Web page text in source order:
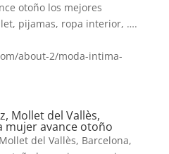
otoño los mejores
pijamas, ropa interior, ….
about-2/moda-intima-
Mollet del Vallès,
mujer avance otoño
del Vallès, Barcelona,